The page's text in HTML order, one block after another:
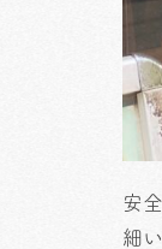
安
細